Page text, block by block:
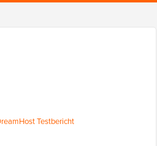
Testbericht